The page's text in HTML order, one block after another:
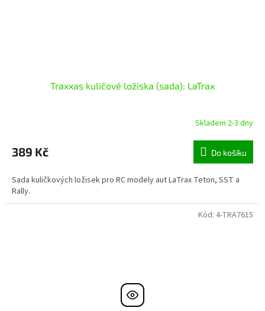
Traxxas kuličové ložiska (sada): LaTrax
Skladem 2-3 dny
389 Kč Do košíku
Sada kuličkových ložisek pro RC modely aut LaTrax Teton, SST a
Rally.
Kód: 4-TRA7615